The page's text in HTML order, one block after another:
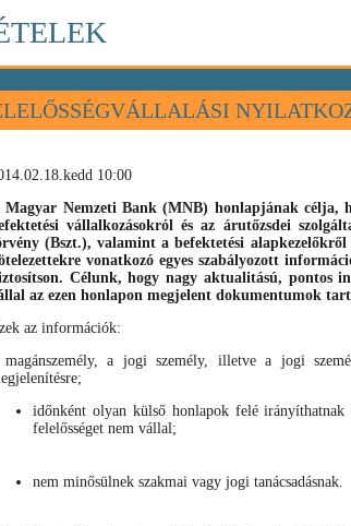
10:00
Magyar Nemzeti Bank (MNB) honlapjának célja,
vállalkozásokról és az árutőzsdei
(Bszt.), valaminta befektetési
vonatkozó egyes szabályozott
Célunk, hogy nagy aktualitású, pontos
az ezen honlapon megjelent dokumentumok
az információk:
a jogi személy, illetve a jogi
időnként olyan külső honlapok felé
felelősséget nem vállal;
nem minősülnek szakmai vagy jogi tanácsadásnak.